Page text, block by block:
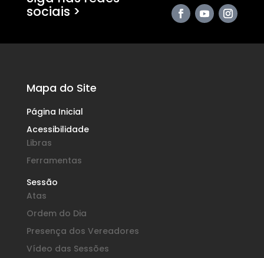
sociais >
Mapa do Site
Página Inicial
Acessibilidade
Libras
Ferramentas
Sessão
Atas
Ordem do Dia
Presença dos Vereadores
Vídeo das Sessões